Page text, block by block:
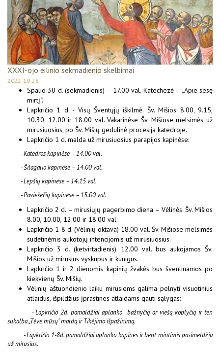
XXXI-ojo eilinio sekmadienio skelbimai
2022-10-28
Spalio 30 d. (sekmadienis) – 17.00 val. Katechezė – „Apie sesę
mirtį“.
Lapkričio 1 d. - Visų Šventųjų iškilmė. Šv. Mišios 8.00, 9.15,
10.30, 12.00 ir 18.00 val. Vakarinėse Šv. Mišiose melsimės už
mirusiuosius, po Šv. Mišių gedulinė procesija katedroje.
Lapkričio 1 d. malda už mirusiuosius parapijos kapinėse:
- Katedros kapinėse – 14.00 val.
- Šilagalio kapinėse – 14.00 val.
- Lepšių kapinėse – 14.15 val.
- Paviešėčių kapinėse – 15.00 val.
Lapkričio 2 d. – mirusiųjų pagerbimo diena – Vėlinės. Šv. Mišios
8.00, 10.00, 12.00 ir 18.00 val.
Lapkričio 1-8 d. (Vėlinių oktava) 18.00 val. Šv. Mišiose melsimės
sudėtinėmis aukotojų intencijomis už mirusiuosius.
Lapkričio 3 d. (ketvirtadienis) 12.00 val. bus aukojamos Šv.
Mišios už mirusius vyskupus ir kunigus.
Lapkričio 1 ir 2 dienomis kapinių žvakės bus šventinamos po
kiekvienų Šv. Mišių.
Vėlinių aštuondienio laiku mirusiems galima pelnyti visuotinius
atlaidus, išpildžius įprastines atlaidams gauti sąlygas:
- Lapkričio 2d. pamaldžiai aplanko bažnyčią ar viešą koplyčią ir ten
sukalba „Tėve mūsų“ maldą ir Tikėjimo išpažinimą.
- Lapkričio 1-8d. pamaldžiai aplanko kapines ir bent mintimis pasimeldžia
už mirusius.